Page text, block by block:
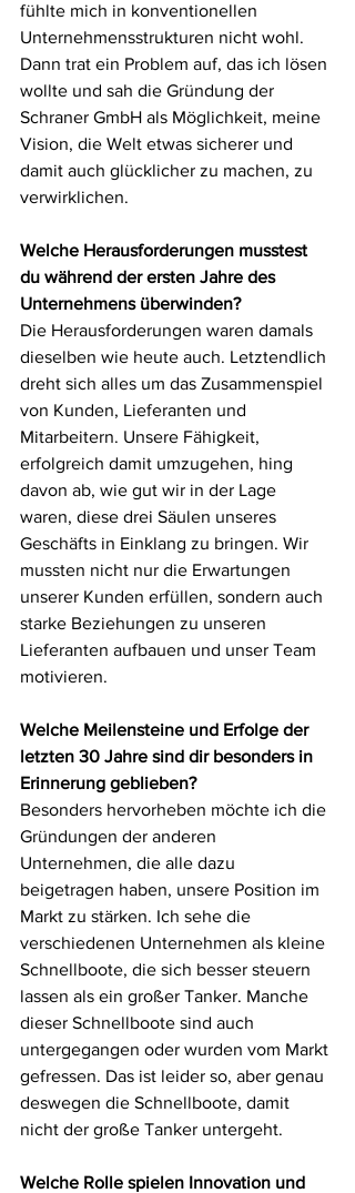
fühlte mich in konventionellen
Unternehmensstrukturen nicht wohl.
Dann trat ein Problem auf, das ich lösen
wollte und sah die Gründung der
Schraner GmbH als Möglichkeit, meine
Vision, die Welt etwas sicherer und
damit auch glücklicher zu machen, zu
verwirklichen.
Welche Herausforderungen musstest
du während der ersten Jahre des
Unternehmens überwinden?
Die Herausforderungen waren damals
dieselben wie heute auch. Letztendlich
dreht sich alles um das Zusammenspiel
von Kunden, Lieferanten und
Mitarbeitern. Unsere Fähigkeit,
erfolgreich damit umzugehen, hing
davon ab, wie gut wir in der Lage
waren, diese drei Säulen unseres
Geschäfts in Einklang zu bringen. Wir
mussten nicht nur die Erwartungen
unserer Kunden erfüllen, sondern auch
starke Beziehungen zu unseren
Lieferanten aufbauen und unser Team
motivieren.
Welche Meilensteine und Erfolge der
letzten 30 Jahre sind dir besonders in
Erinnerung geblieben?
Besonders hervorheben möchte ich die
Gründungen der anderen
Unternehmen, die alle dazu
beigetragen haben, unsere Position im
Markt zu stärken. Ich sehe die
verschiedenen Unternehmen als kleine
Schnellboote, die sich besser steuern
lassen als ein großer Tanker. Manche
dieser Schnellboote sind auch
untergegangen oder wurden vom Markt
gefressen. Das ist leider so, aber genau
deswegen die Schnellboote, damit
nicht der große Tanker untergeht.
Welche Rolle spielen Innovation und